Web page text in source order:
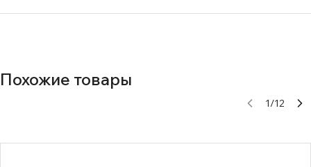
Похожие товары
1/12